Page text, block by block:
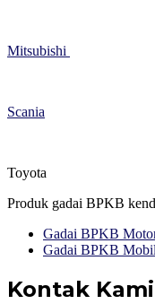
Mitsubishi
Scania
Toyota
Produk gadai BPKB
Gadai BPKB
Gadai BPKB
Kontak Kami